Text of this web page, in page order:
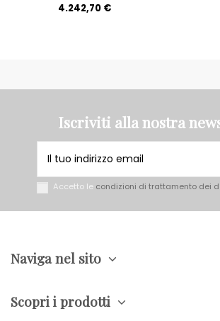
4.242,70 €
Iscriviti alla nostra
Accetto le condizioni di trattamento dei
Naviga nel sito
Scopri i prodotti